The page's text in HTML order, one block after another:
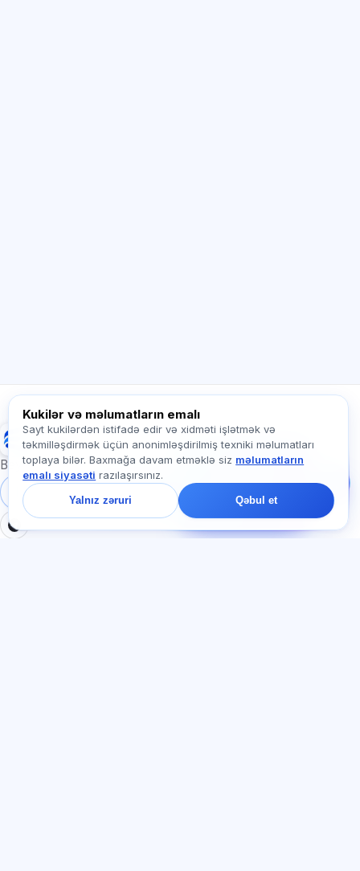
Exalify
Beynəlxalq dil imtahanlarına hazırlıq
Daxil ol
Qeydiyyat
Bizə yazın!
Tariflər, imtahanlar və
barədə soruşun — çatda
bir dəqiqə ərzində
cavab veririk.
Kukilər və məlumatların emalı
Sayt kukilərdən istifadə edir və xidməti işlətmək və
təkmilləşdirmək üçün anonimləşdirilmiş texniki məlumatları
toplaya bilər. Baxmağa davam etməklə siz məlumatların
emalı siyasəti razılaşırsınız.
Yalnız zəruri Qəbul et